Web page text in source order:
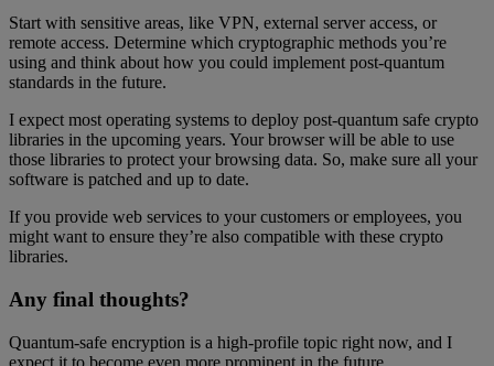
Start with sensitive areas, like VPN, external server access, or
remote access. Determine which cryptographic methods you’re
using and think about how you could implement post-quantum
standards in the future.
I expect most operating systems to deploy post-quantum safe crypto
libraries in the upcoming years. Your browser will be able to use
those libraries to protect your browsing data. So, make sure all your
software is patched and up to date.
If you provide web services to your customers or employees, you
might want to ensure they’re also compatible with these crypto
libraries.
Any final thoughts?
Quantum-safe encryption is a high-profile topic right now, and I
expect it to become even more prominent in the future.